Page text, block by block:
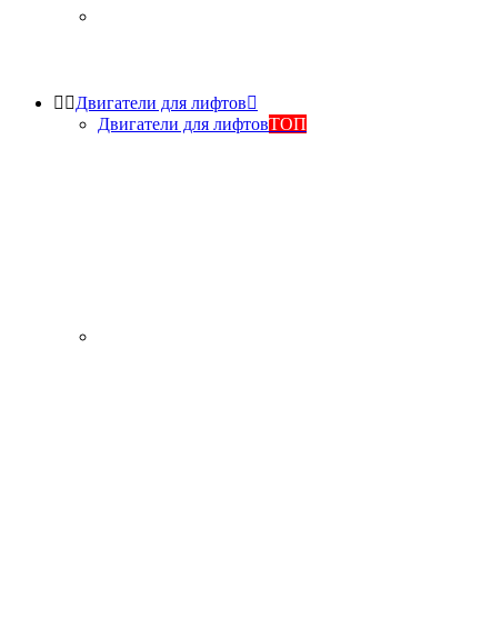
 Двигатели для лифтов
Двигатели для лифтовТОП